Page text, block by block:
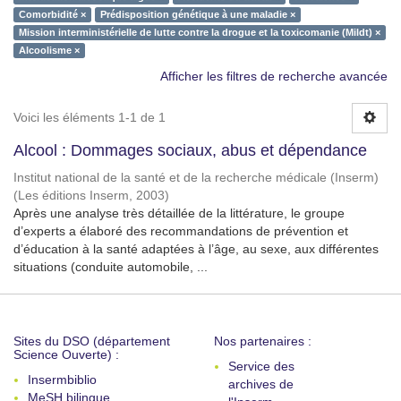
Comorbidité ×
Prédisposition génétique à une maladie ×
Mission interministérielle de lutte contre la drogue et la toxicomanie (Mildt) ×
Alcoolisme ×
Afficher les filtres de recherche avancée
Voici les éléments 1-1 de 1
Alcool : Dommages sociaux, abus et dépendance
Institut national de la santé et de la recherche médicale (Inserm)
(Les éditions Inserm, 2003)
Après une analyse très détaillée de la littérature, le groupe
d’experts a élaboré des recommandations de prévention et
d’éducation à la santé adaptées à l’âge, au sexe, aux différentes
situations (conduite automobile, ...
Sites du DSO (département
Science Ouverte) :
Insermbiblio
MeSH bilingue
Nos partenaires :
Service des
archives de